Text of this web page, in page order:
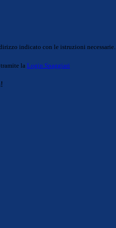
indicato con le istruzioni necessarie.
la Login Spaggiari